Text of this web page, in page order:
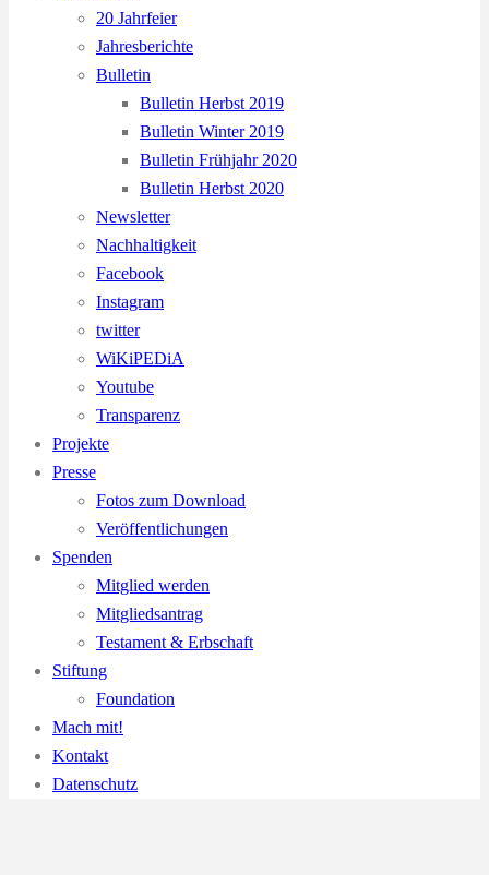
20 Jahrfeier
Jahresberichte
Bulletin
Bulletin Herbst 2019
Bulletin Winter 2019
Bulletin Frühjahr 2020
Bulletin Herbst 2020
Newsletter
Nachhaltigkeit
Facebook
Instagram
twitter
WiKiPEDiA
Youtube
Transparenz
Projekte
Presse
Fotos zum Download
Veröffentlichungen
Spenden
Mitglied werden
Mitgliedsantrag
Testament & Erbschaft
Stiftung
Foundation
Mach mit!
Kontakt
Datenschutz